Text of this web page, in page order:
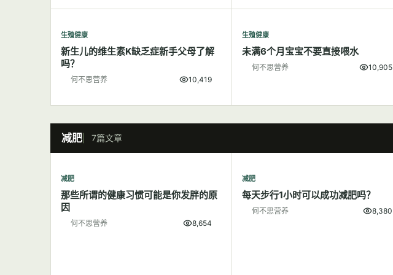
生殖健康
新生儿的维生素K缺乏症新手父母了解
吗？
何不思营养 10,419
生殖健康
未满6个月宝宝不要直接喂水
何不思营养 10,905
减肥 7篇文章
减肥
那些所谓的健康习惯可能是你发胖的原
因
何不思营养 8,654
减肥
每天步行1小时可以成功减肥吗？
何不思营养 8,380